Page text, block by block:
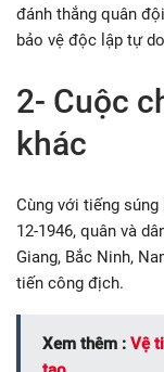
đánh thắng quân
bảo vệ độc lập tự
2- Cuộc
khác
Cùng với tiếng
12-1946, quân và
Giang, Bắc Ninh,
tiến công địch.
Xem thêm : Vệ